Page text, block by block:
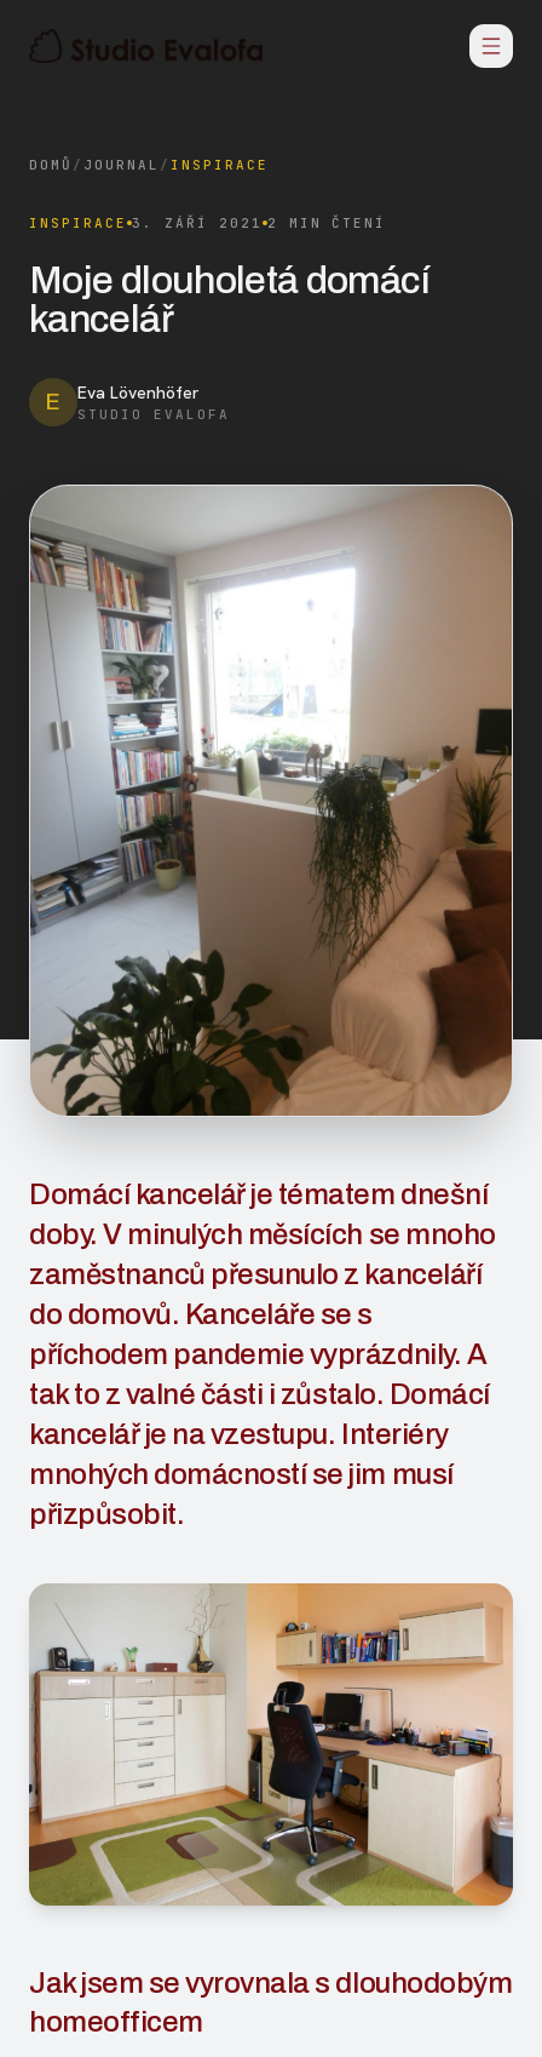
DOMŮ / JOURNAL / INSPIRACE
INSPIRACE 3. ZÁŘÍ 2021 2 MIN ČTENÍ
Moje dlouholetá domácí
kancelář
E Eva Lövenhöfer
STUDIO EVALOFA
Domácí kancelář je tématem dnešní
doby. V minulých měsících se mnoho
zaměstnanců přesunulo z kanceláří
do domovů. Kanceláře se s
příchodem pandemie vyprázdnily. A
tak to z valné části i zůstalo. Domácí
kancelář je na vzestupu. Interiéry
mnohých domácností se jim musí
přizpůsobit.
Jak jsem se vyrovnala s dlouhodobým
homeofficem